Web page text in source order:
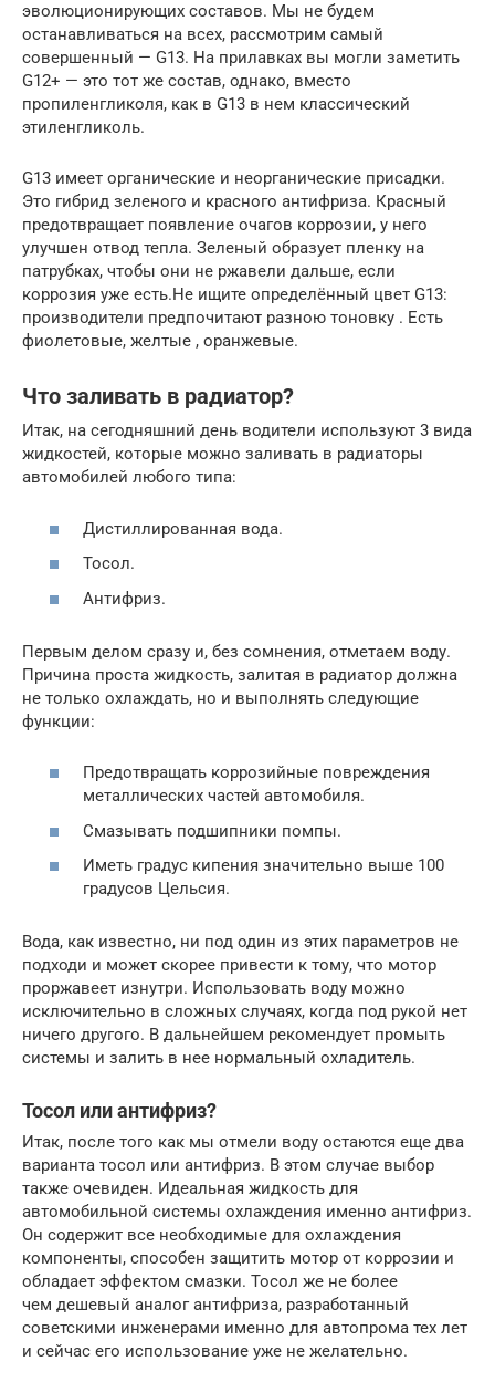
эволюционирующих составов. Мы не будем
останавливаться на всех, рассмотрим самый
совершенный — G13. На прилавках вы могли заметить
G12+ — это тот же состав, однако, вместо
пропиленгликоля, как в G13 в нем классический
этиленгликоль.
G13 имеет органические и неорганические присадки.
Это гибрид зеленого и красного антифриза. Красный
предотвращает появление очагов коррозии, у него
улучшен отвод тепла. Зеленый образует пленку на
патрубках, чтобы они не ржавели дальше, если
коррозия уже есть.Не ищите определённый цвет G13:
производители предпочитают разною тоновку . Есть
фиолетовые, желтые , оранжевые.
Что заливать в радиатор?
Итак, на сегодняшний день водители используют 3 вида
жидкостей, которые можно заливать в радиаторы
автомобилей любого типа:
Дистиллированная вода.
Тосол.
Антифриз.
Первым делом сразу и, без сомнения, отметаем воду.
Причина проста жидкость, залитая в радиатор должна
не только охлаждать, но и выполнять следующие
функции:
Предотвращать коррозийные повреждения
металлических частей автомобиля.
Смазывать подшипники помпы.
Иметь градус кипения значительно выше 100
градусов Цельсия.
Вода, как известно, ни под один из этих параметров не
подходи и может скорее привести к тому, что мотор
проржавеет изнутри. Использовать воду можно
исключительно в сложных случаях, когда под рукой нет
ничего другого. В дальнейшем рекомендует промыть
системы и залить в нее нормальный охладитель.
Тосол или антифриз?
Итак, после того как мы отмели воду остаются еще два
варианта тосол или антифриз. В этом случае выбор
также очевиден. Идеальная жидкость для
автомобильной системы охлаждения именно антифриз.
Он содержит все необходимые для охлаждения
компоненты, способен защитить мотор от коррозии и
обладает эффектом смазки. Тосол же не более
чем дешевый аналог антифриза, разработанный
советскими инженерами именно для автопрома тех лет
и сейчас его использование уже не желательно.